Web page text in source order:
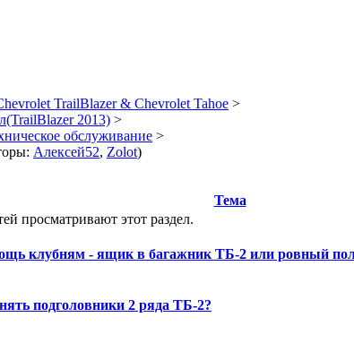
TrailBlazer & Chevrolet Tahoe >
2013) >
обслуживание >
Алексей52, Zolot)
Тема
просматривают этот раздел.
клубням - ящик в багажник ТБ-2 или ровный
подголовники 2 ряда ТБ-2?